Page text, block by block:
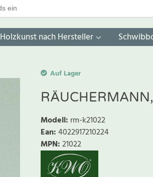
Holzkunst nach Hersteller
Auf Lager
Modell: rm-k21022
Ean:4022917210224
MPN:21022